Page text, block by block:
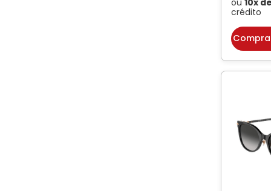
ou 10x de
crédito